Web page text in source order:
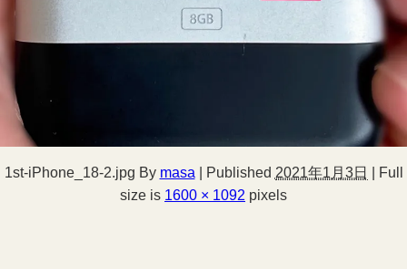
1st-iPhone_18-2.jpg By masa Published 2021年1月3日
Full
size is 1600 × 1092 pixels